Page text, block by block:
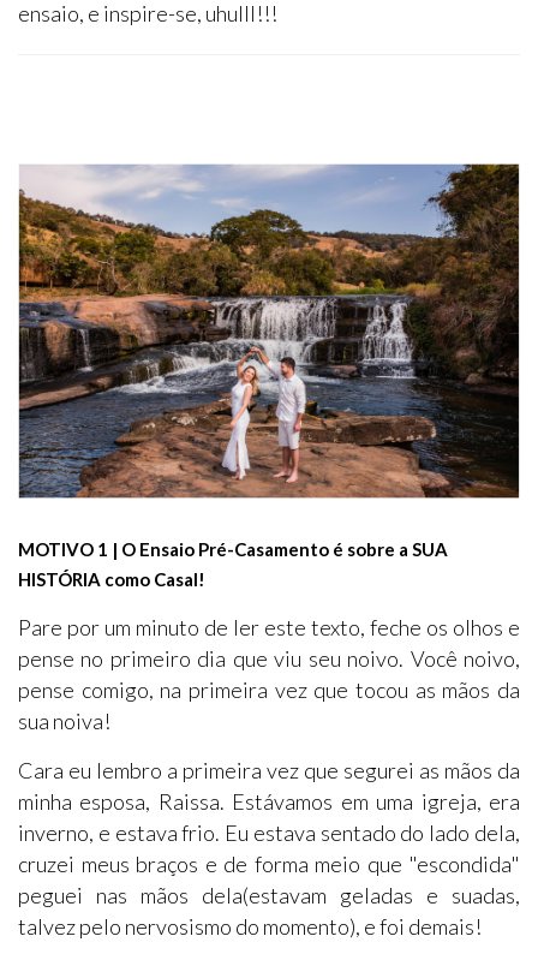
ensaio, e inspire-se, uhulll!!!
MOTIVO 1 | O Ensaio Pré-Casamento é sobre a SUA
HISTÓRIA como Casal!
Pare por um minuto de ler este texto, feche os olhos e
pense no primeiro dia que viu seu noivo. Você noivo,
pense comigo, na primeira vez que tocou as mãos da
sua noiva!
Cara eu lembro a primeira vez que segurei as mãos da
minha esposa, Raissa. Estávamos em uma igreja, era
inverno, e estava frio. Eu estava sentado do lado dela,
cruzei meus braços e de forma meio que "escondida"
peguei nas mãos dela(estavam geladas e suadas,
talvez pelo nervosismo do momento), e foi demais!